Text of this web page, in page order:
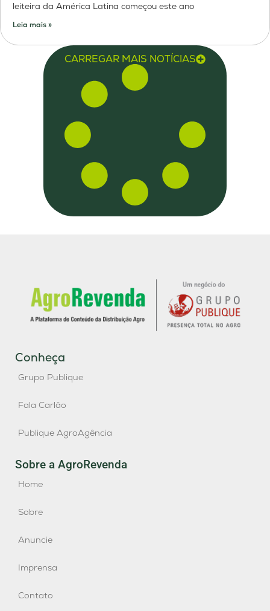
leiteira da América Latina começou este ano
Leia mais »
CARREGAR MAIS NOTÍCIAS
Conheça
Grupo Publique
Fala Carlão
Publique AgroAgência
Sobre a AgroRevenda
Home
Sobre
Anuncie
Imprensa
Contato